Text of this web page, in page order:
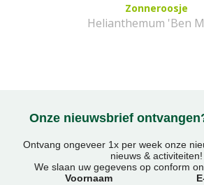
Zonneroosje
Helianthemum 'Ben
Onze nieuwsbrief
Ontvang ongeveer 1x per week onze
nieuws & activiteiten!
We slaan uw gegevens op conform
Voornaam